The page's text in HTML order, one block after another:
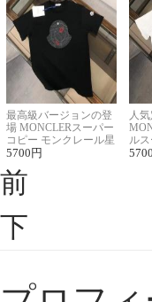
最高級バージョンの登
場 MONCLERスーパー
コピー モンクレール星
座半袖Tシャツ
5700 円
人
ル
ント
5700
前
下